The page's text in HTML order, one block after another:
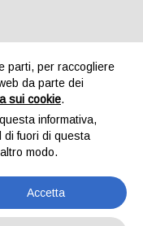
sedile destro – Fiat
Qualsiasi
Ripartirà Dal 1
parti, per raccogliere
da parte dei
sui cookie.
informativa,
di fuori di questa
modo.
Accetta